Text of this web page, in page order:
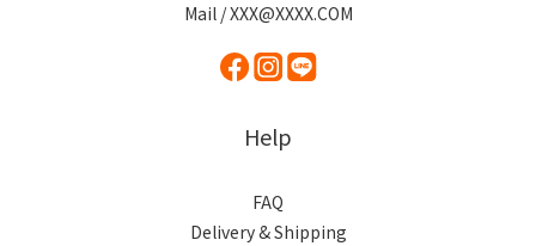
Mail / XXX@XXXX.COM
Help
FAQ
Delivery & Shipping